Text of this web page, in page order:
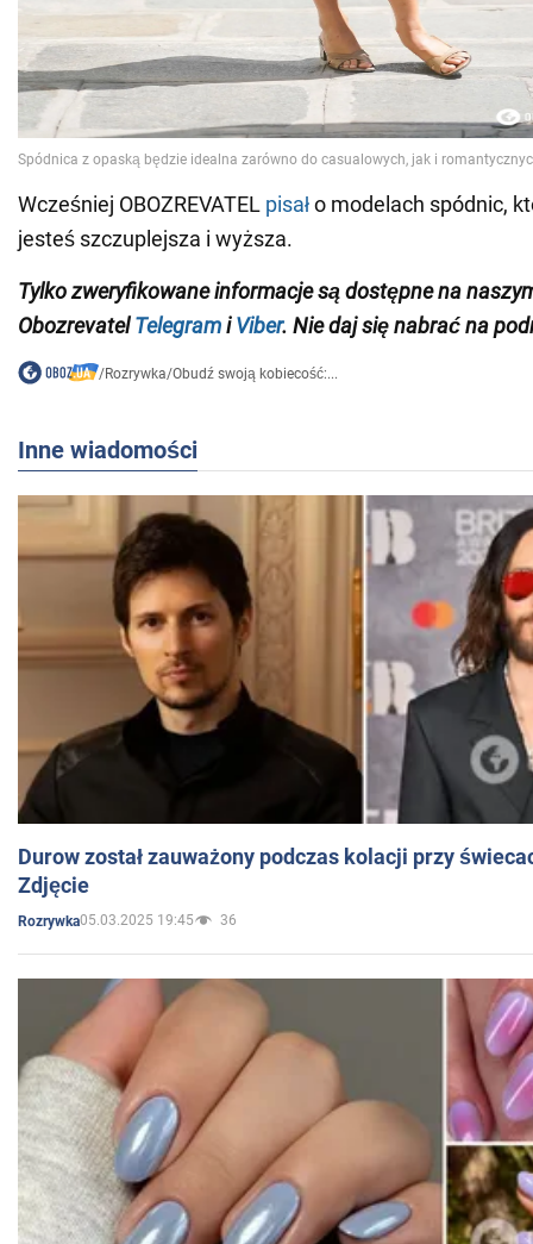
Wcześniej OBOZREVATEL pisało modelach spódnic,
jesteś szczuplejsza i wyższa.
Tylko zweryfikowane informacje są dostępne na
ObozrevatelTelegramiViber. Nie daj się nabrać na
/Rozrywka/Obudź swoją kobiecość:...
Inne wiadomości
Durow został zauważony podczas kolacji przy
Zdjęcie
Rozrywka05.03.2025 19:45 36